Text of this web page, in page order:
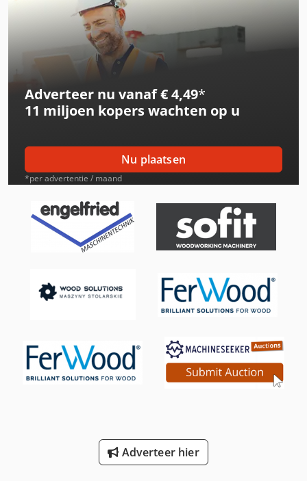
International 3288
International 3688
International 433
International 453
International 533
International 553
International 554
International 644
International 654
International 824
International 844
Job-Mann 200-35
New Holland-Kobelco
Adverteer nu vanaf € 4,49*
11 miljoen koperswachten op u
Nu plaatsen
*per advertentie / maand
Adverteer hier